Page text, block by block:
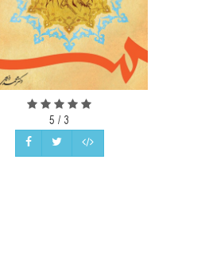
3
/
5